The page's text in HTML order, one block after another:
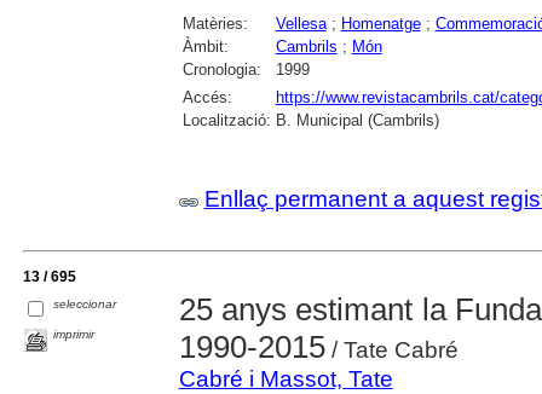
Matèries: Vellesa; Homenatge;
Àmbit:
Cambrils ; Món
Cronologia:
1999
Accés:
https://www.revistacambrils.cat/
Localització: B. Municipal (Cambrils)
Enllaç permanent a aquest
13 / 695
seleccionar
imprimir
25 anys estimant la
1990-2015/ Tate Cabré
Cabré i Massot, Tate